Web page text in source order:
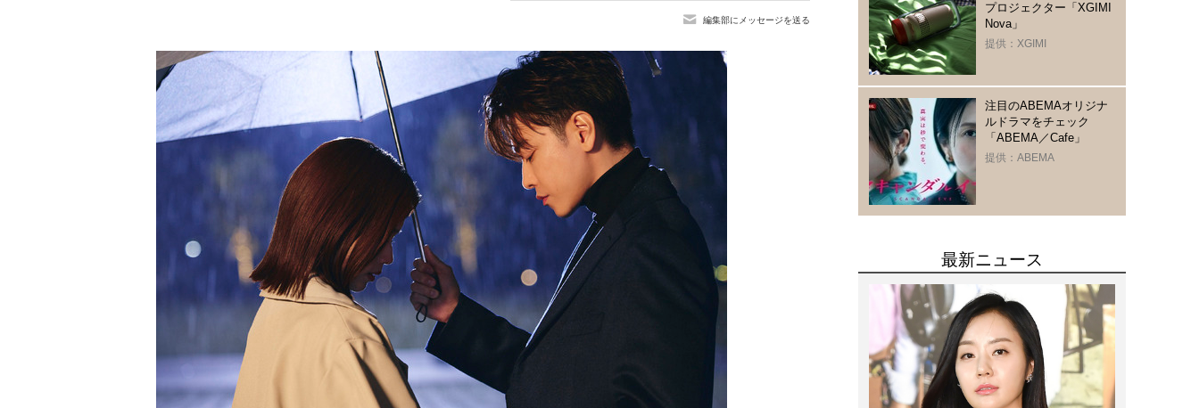
編集部にメッセージを送る
プロジェクター「XGIMI
Nova」
提供：XGIMI
注目のABEMAオリジナ
ルドラマをチェック
「ABEMA／Cafe」
提供：ABEMA